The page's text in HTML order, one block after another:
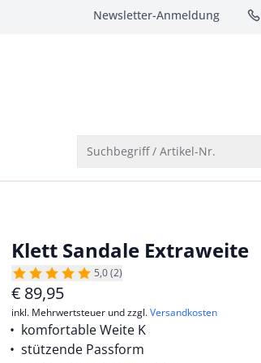
Newsletter-Anmeldung
Suchbegriff / Artikel-Nr.
Klett Sandale Extraweite
5,0 (2)
€ 89,95
inkl. Mehrwertsteuer und zzgl.Versandkosten
komfortable Weite K
stützende Passform